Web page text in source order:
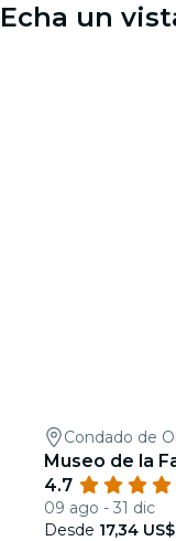
Echa un
Condado de
Museo de la
4.7
09 ago - 31 dic
Desde 17,34 US$